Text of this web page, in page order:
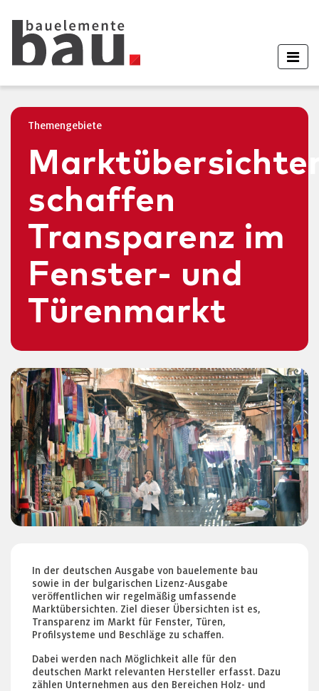
Themengebiete
schaffen
Transparenz im
Fenster- und
Türenmarkt
In der deutschen Ausgabe von bauelemente bau
sowie in der bulgarischen Lizenz-Ausgabe
veröffentlichen wir regelmäßig umfassende
Marktübersichten. Ziel dieser Übersichten ist es,
Transparenz im Markt für Fenster, Türen,
Profilsysteme und Beschläge zu schaffen.
Dabei werden nach Möglichkeit alle für den
deutschen Markt relevanten Hersteller erfasst. Dazu
zählen Unternehmen aus den Bereichen Holz- und